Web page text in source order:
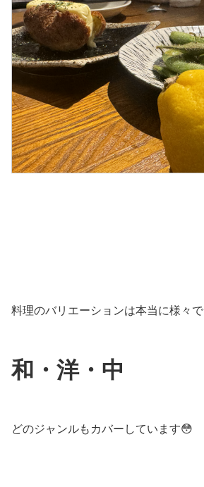
料理のバリエーションは本当に様々で
和・洋・中
どのジャンルもカバーしています😳